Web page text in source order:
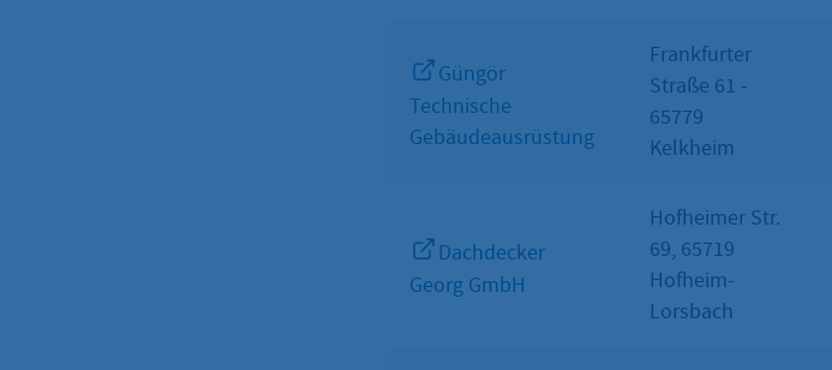
Güngör
Technische
Gebäudeausrüstung
Frankfurter
Straße 61 -
65779
Kelkheim
Dachdecker
Georg GmbH
Hofheimer Str.
69, 65719
Hofheim-
Lorsbach